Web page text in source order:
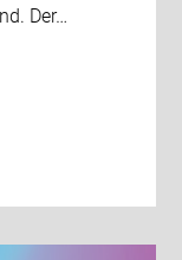
Der…